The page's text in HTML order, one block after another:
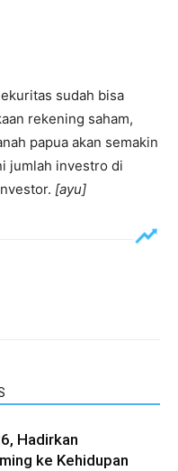
sudah bisa
rekening saham,
papua akan semakin
jumlah investro di
[ayu]
Hadirkan
ke Kehidupan